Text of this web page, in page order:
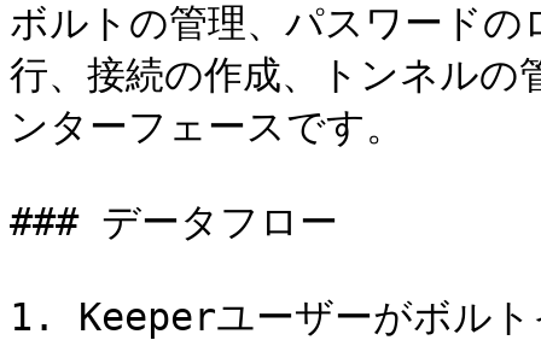
ボルトの管理、パスワード
行、接続の作成、トンネル
ンターフェースです。
### データフロー
1. Keeperユーザーがボルト